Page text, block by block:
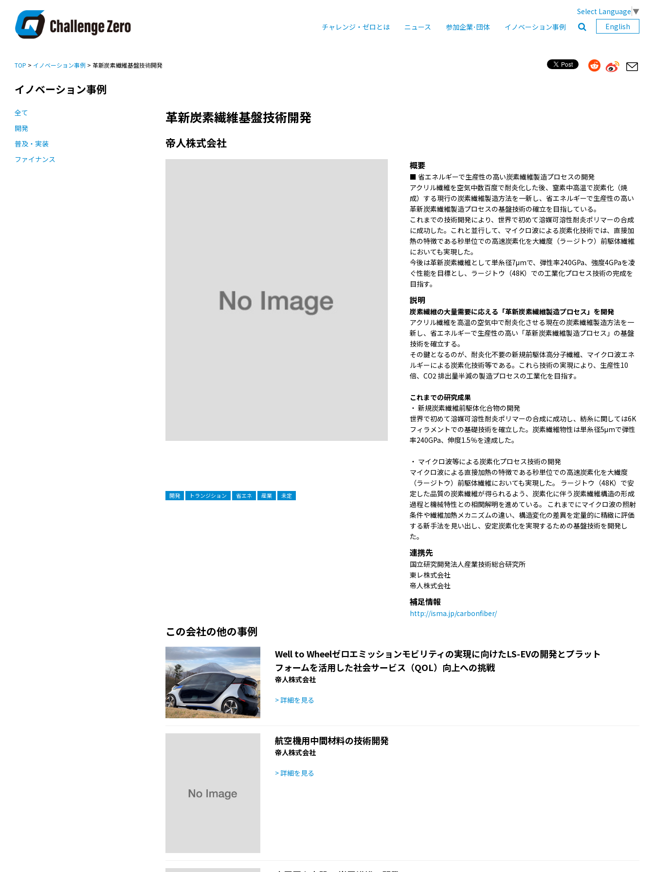
Select Language ▼
チャレンジ・ゼロとは
ニュース 参加企業･団体 イノベーション事例 English
TOP > イノベーション事例 > 革新炭素繊維基盤技術開発
イノベーション事例
全て
開発
普及・実装
ファイナンス
革新炭素繊維基盤技術開発
帝人株式会社
開発 トランジション 省エネ 産業 未定
概要
■ 省エネルギーで生産性の高い炭素繊維製造プロセスの開発
アクリル繊維を空気中数百度で耐炎化した後、窒素中高温で炭素化（焼
成）する現行の炭素繊維製造方法を一新し、省エネルギーで生産性の高い
革新炭素繊維製造プロセスの基盤技術の確立を目指している。
これまでの技術開発により、世界で初めて溶媒可溶性耐炎ポリマーの合成
に成功した。これと並行して、マイクロ波による炭素化技術では、直接加
熱の特徴である秒単位での高速炭素化を大繊度（ラージトウ）前駆体繊維
においても実現した。
今後は革新炭素繊維として単糸径7μmで、弾性率240GPa、強度4GPaを凌
ぐ性能を目標とし、ラージトウ（48K）での工業化プロセス技術の完成を
目指す。
説明
炭素繊維の大量需要に応える「革新炭素繊維製造プロセス」を開発
アクリル繊維を高温の空気中で耐炎化させる現在の炭素繊維製造方法を一
新し、省エネルギーで生産性の高い「革新炭素繊維製造プロセス」の基盤
技術を確立する。
その鍵となるのが、耐炎化不要の新規前駆体高分子繊維、マイクロ波エネ
ルギーによる炭素化技術等である。これら技術の実現により、生産性10
倍、CO2 排出量半減の製造プロセスの工業化を目指す。
これまでの研究成果
・ 新規炭素繊維前駆体化合物の開発
世界で初めて溶媒可溶性耐炎ポリマーの合成に成功し、紡糸に関しては6K
フィラメントでの基礎技術を確立した。炭素繊維物性は単糸径5μmで弾性
率240GPa、伸度1.5％を達成した。
・ マイクロ波等による炭素化プロセス技術の開発
マイクロ波による直接加熱の特徴である秒単位での高速炭素化を大繊度
（ラージトウ）前駆体繊維においても実現した。 ラージトウ（48K）で安
定した品質の炭素繊維が得られるよう、炭素化に伴う炭素繊維構造の形成
過程と機械特性との相関解明を進めている。 これまでにマイクロ波の照射
条件や繊維加熱メカニズムの違い、構造変化の差異を定量的に精緻に評価
する新手法を見い出し、安定炭素化を実現するための基盤技術を開発し
た。
連携先
国立研究開発法人産業技術総合研究所
東レ株式会社
帝人株式会社
補足情報
http://isma.jp/carbonfiber/
この会社の他の事例
Well to Wheelゼロエミッションモビリティの実現に向けたLS-EVの開発とプラット
フォームを活用した社会サービス（QOL）向上への挑戦
帝人株式会社
> 詳細を見る
航空機用中間材料の技術開発
帝人株式会社
> 詳細を見る